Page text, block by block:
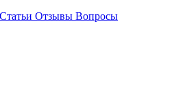
Статьи Отзывы Вопросы